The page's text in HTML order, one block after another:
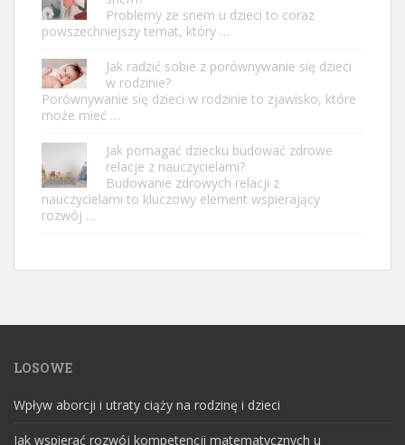
Problemy ze snem u dzieci to coraz
powszechniejszy temat, który …
Jak radzić sobie z porównywanie się dzieci
w rodzinie?
Porównywanie się dzieci w rodzinie to zjawisko, które
może mieć …
Jak pomagać dziecku budować zdrowe
relacje z nauczycielami?
Budowanie zdrowych relacji z
nauczycielami to kluczowy element wspierający
rozwój …
LOSOWE
Wpływ aborcji i utraty ciąży na rodzinę i dzieci
Jak wspierać rozwój kompetencji matematycznych u